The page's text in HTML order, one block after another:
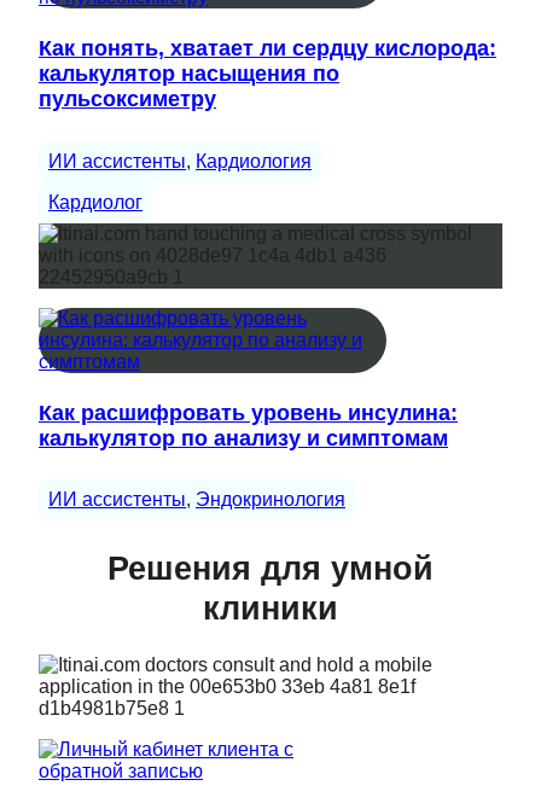
Как понять, хватает ли сердцу кислорода:
калькулятор насыщения по
пульсоксиметру
ИИ ассистенты, Кардиология
Кардиолог
Как расшифровать уровень инсулина:
калькулятор по анализу и симптомам
ИИ ассистенты, Эндокринология
Решения для умной
клиники